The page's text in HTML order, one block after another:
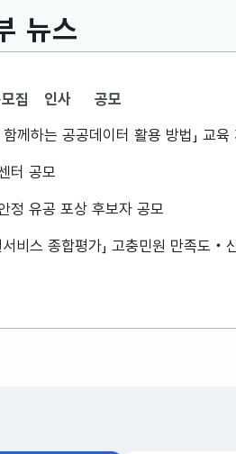
단
, 창신동 쪽방촌을
취약계층 생활환경
는 8월 7일(금) 오전,
을 점검하였습니다. 보
뉴스
께하는 공공데이터 활용 방법」 교육
터 공모
정 유공 포상 후보자 공모
집 인사 공모